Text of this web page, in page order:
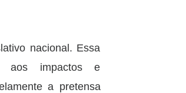
nacional. Essa
aos impactos e
a pretensa